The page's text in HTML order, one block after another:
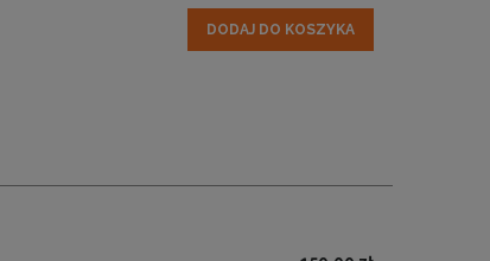
DODAJ DO KOSZYKA